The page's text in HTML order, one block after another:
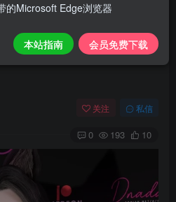
关注 私信
0 193 10
的Microsoft Edge浏览器
本站指南 会员免费下载